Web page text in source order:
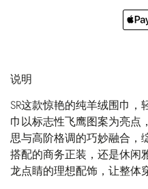
说明
SR这款惊艳的纯羊绒围巾
巾以标志性飞鹰图案为亮点
思与高阶格调的巧妙融合，
搭配的商务正装，还是休闲
龙点睛的理想配饰，让整体